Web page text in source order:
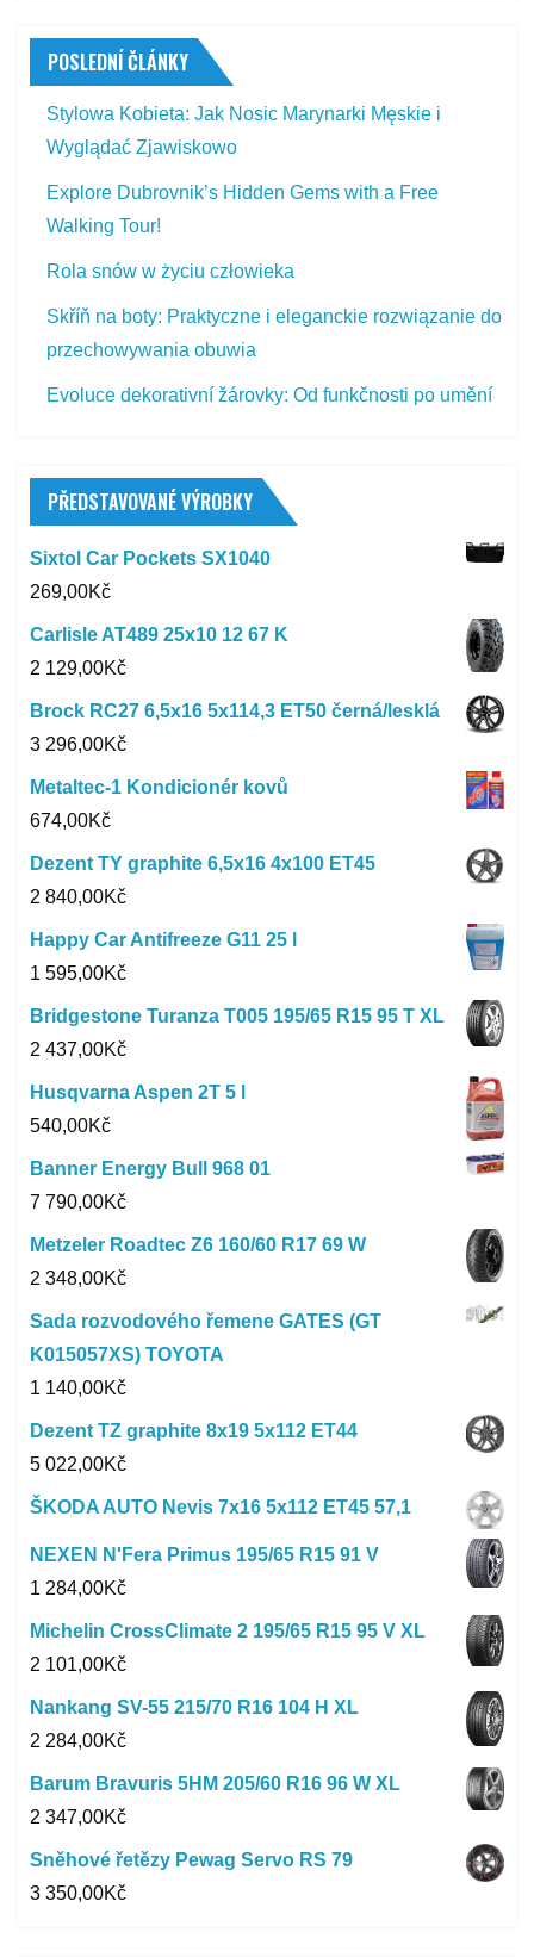
POSLEDNÍ ČLÁNKY
Stylowa Kobieta: Jak Nosic Marynarki Męskie i
Wyglądać Zjawiskowo
Explore Dubrovnik’s Hidden Gems with a Free
Walking Tour!
Rola snów w życiu człowieka
Skříň na boty: Praktyczne i eleganckie rozwiązanie do
przechowywania obuwia
Evoluce dekorativní žárovky: Od funkčnosti po umění
PŘEDSTAVOVANÉ VÝROBKY
Sixtol Car Pockets SX1040
269,00Kč
Carlisle AT489 25x10 12 67 K
2 129,00Kč
Brock RC27 6,5x16 5x114,3 ET50 černá/lesklá
3 296,00Kč
Metaltec-1 Kondicionér kovů
674,00Kč
Dezent TY graphite 6,5x16 4x100 ET45
2 840,00Kč
Happy Car Antifreeze G11 25 l
1 595,00Kč
Bridgestone Turanza T005 195/65 R15 95 T XL
2 437,00Kč
Husqvarna Aspen 2T 5 l
540,00Kč
Banner Energy Bull 968 01
7 790,00Kč
Metzeler Roadtec Z6 160/60 R17 69 W
2 348,00Kč
Sada rozvodového řemene GATES (GT
K015057XS) TOYOTA
1 140,00Kč
Dezent TZ graphite 8x19 5x112 ET44
5 022,00Kč
ŠKODA AUTO Nevis 7x16 5x112 ET45 57,1
NEXEN N'Fera Primus 195/65 R15 91 V
1 284,00Kč
Michelin CrossClimate 2 195/65 R15 95 V XL
2 101,00Kč
Nankang SV-55 215/70 R16 104 H XL
2 284,00Kč
Barum Bravuris 5HM 205/60 R16 96 W XL
2 347,00Kč
Sněhové řetězy Pewag Servo RS 79
3 350,00Kč